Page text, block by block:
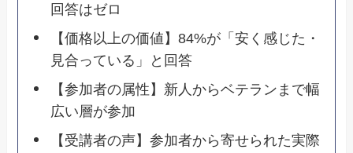
回答はゼロ
【価格以上の価値】84%が「安く感じた・
見合っている」と回答
【参加者の属性】新人からベテランまで幅
広い層が参加
【受講者の声】参加者から寄せられた実際